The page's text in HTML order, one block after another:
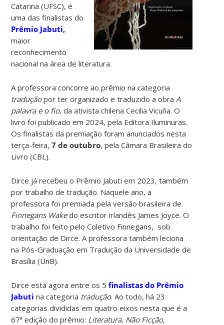
Catarina (UFSC), é
uma das finalistas do
Prêmio Jabuti,
maior
reconhecimento
nacional na área de literatura.
A professora concorre ao prêmio na categoria
traduçãopor ter organizado e traduzido a obra A
palavra e o fio, da ativista chilena Cecilia Vicuña. O
livro foi publicado em 2024, pela Editora Iluminuras.
Os finalistas da premiação foram anunciados nesta
terça-feira,7 de outubro, pela Câmara Brasileira do
Livro (CBL).
Dirce já recebeu o Prêmio Jabuti em 2023, também
por trabalho de tradução. Naquele ano, a
professora foi premiada pela versão brasileira de
Finnegans Wakedo escritor irlandês James Joyce. O
trabalho foi feito pelo Coletivo Finnegans, sob
orientação de Dirce. A professora também leciona
na Pós-Graduação em Tradução da Universidade de
Brasília (UnB).
Dirce está agora entre os 5finalistas do Prêmio
Jabutina categoria tradução. Ao todo, há 23
categorias divididas em quatro eixos nesta que é a
67ª edição do prêmio: Literatura, Não Ficção,